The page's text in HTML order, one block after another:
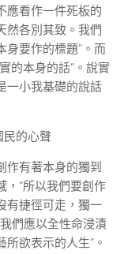
應看作一件死板的
然各別其致。我們
身要作的標題”。而
的本身的話”。說實
一小我基礎的說話
民的心聲
作有著本身的獨到
，“所以我們要創作
有捷徑可走，獨一
們應以全性命浸漬
欲表示的人生”。